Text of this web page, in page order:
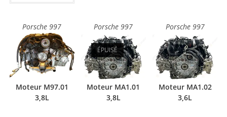
Porsche 997
Moteur M97.01
3,8L
Porsche 997
ÉPUISÉ
Moteur MA1.01
3,8L
Porsche 997
Moteur MA1.02
3,6L